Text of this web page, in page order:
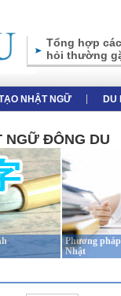
Tổng hợp
hỏi thường
NHẬT NGỮ DU
NGỮ ĐÔNG DU
Phương
Nhật